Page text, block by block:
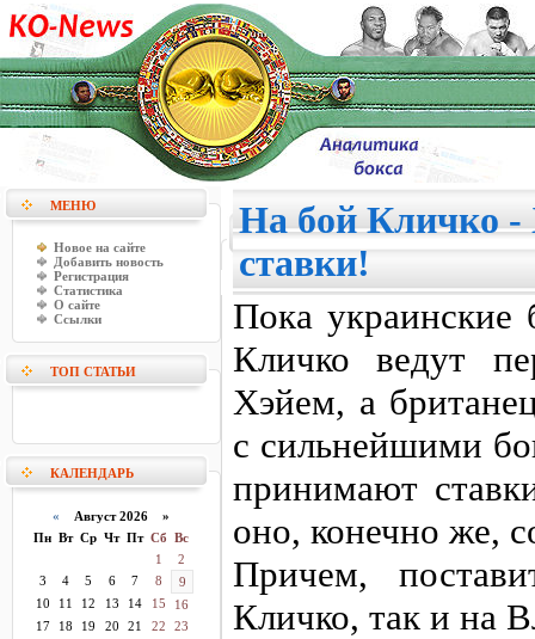
МЕНЮ
Новое на сайте
Добавить новость
Регистрация
Статистика
О сайте
Ссылки
ТОП СТАТЬИ
КАЛЕНДАРЬ
« Август 2026 »
Пн Вт Ср Чт Пт Сб Вс
1
2
3
4 5 6 7 8
9
10
11 12 13 14 15
16
17
18 19 20 21 22
23
На бой Кличко -
ставки!
Пока
Кличко ведут
Хэйем, а
с сильнейшими
принимают
оно, конечно же,
Причем,
Кличко, так и на